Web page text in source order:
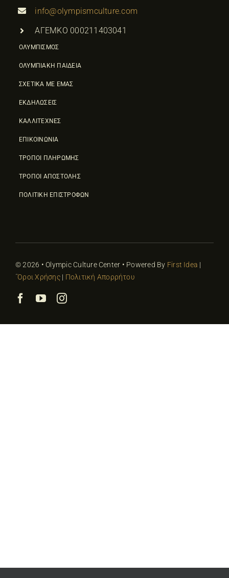
info@olympismculture.com
ΑΓΕΜΚΟ 000211403041
ΟΛΥΜΠΙΣΜΟΣ
ΟΛΥΜΠΙΑΚΗ ΠΑΙΔΕΙΑ
ΣΧΕΤΙΚΑ ΜΕ ΕΜΑΣ
ΕΚΔΗΛΩΣΕΙΣ
ΚΑΛΛΙΤΕΧΝΕΣ
ΕΠΙΚΟΙΝΩΝΙΑ
ΤΡΟΠΟΙ ΠΛΗΡΩΜΗΣ
ΤΡΟΠΟΙ ΑΠΟΣΤΟΛΗΣ
ΠΟΛΙΤΙΚΗ ΕΠΙΣΤΡΟΦΩΝ
© 2026 • Olympic Culture Center • Powered By First Idea |
΄Όροι Χρήσης| Πολιτική Απορρήτου